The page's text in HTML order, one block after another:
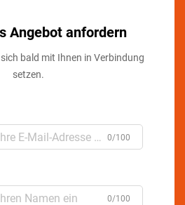
Angebot anfordern
bald mit Ihnen in Verbindung
setzen.
0/100
0/100